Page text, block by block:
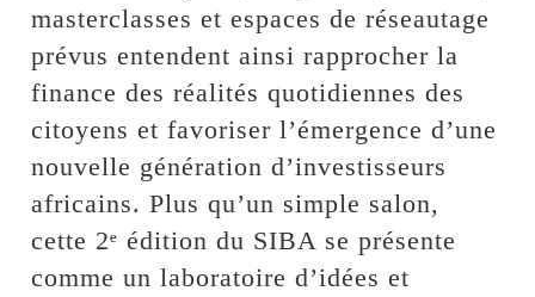
masterclasses et espaces de réseautage
prévus entendent ainsi rapprocher la
finance des réalités quotidiennes des
citoyens et favoriser l’émergence d’une
nouvelle génération d’investisseurs
africains. Plus qu’un simple salon,
cette 2ᵉ édition du SIBA se présente
comme un laboratoire d’idées et